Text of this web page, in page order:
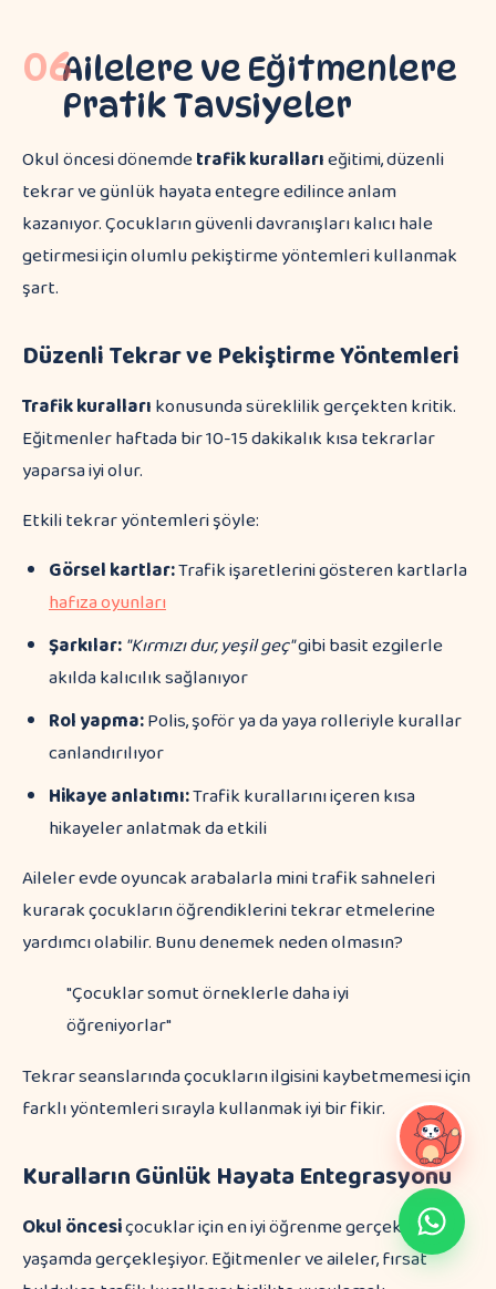
06Ailelere ve Eğitmenlere
Pratik Tavsiyeler
Okul öncesi dönemdetrafik kurallarıeğitimi, düzenli
tekrar ve günlük hayata entegre edilince anlam
kazanıyor. Çocukların güvenli davranışları kalıcı hale
getirmesi için olumlu pekiştirme yöntemleri kullanmak
şart.
Düzenli Tekrar ve Pekiştirme Yöntemleri
Trafik kurallarıkonusunda süreklilik gerçekten kritik.
Eğitmenler haftada bir 10-15 dakikalık kısa tekrarlar
yaparsa iyi olur.
Etkili tekrar yöntemleri şöyle:
Görsel kartlar:Trafik işaretlerini gösteren kartlarla
hafıza oyunları
Şarkılar:"Kırmızı dur, yeşil geç"gibi basit ezgilerle
akılda kalıcılık sağlanıyor
Rol yapma:Polis, şoför ya da yaya rolleriyle kurallar
canlandırılıyor
Hikaye anlatımı:Trafik kurallarını içeren kısa
hikayeler anlatmak da etkili
Aileler evde oyuncak arabalarla mini trafik sahneleri
kurarak çocukların öğrendiklerini tekrar etmelerine
yardımcı olabilir. Bunu denemek neden olmasın?
"Çocuklar somut örneklerle daha iyi
öğreniyorlar"
Tekrar seanslarında çocukların ilgisini kaybetmemesi için
farklı yöntemleri sırayla kullanmak iyi bir fikir.
Kuralların Günlük Hayata Entegrasyonu
Okul öncesiçocuklar için en iyi öğrenme gerçek
yaşamda gerçekleşiyor. Eğitmenler ve aileler, fırsat